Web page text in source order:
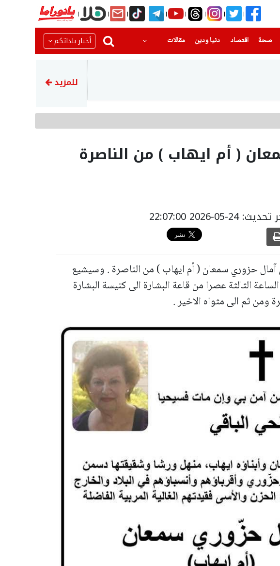
صحة(current) اقتصاد دنيا ودين
(current) مقالات أخبار بلداتكم
انطلاق مخيم كرة القدم
للمزيد
( أم ايهاب ) من الناصرة
24-05-2026 22:07:00
آمال حزوري سمعان ( أم ايهاب ) من الناصرة . وسيشيع
الثالثة عصرا من قاعة البشارة الى كنيسة البشارة
ومن ثم الى مثواه الاخير .